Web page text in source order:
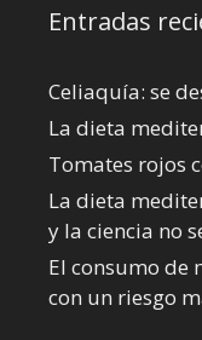
Entradas
Celiaquía: se
La dieta
Tomates rojos
La dieta
y la ciencia no
El consumo de
con un riesgo